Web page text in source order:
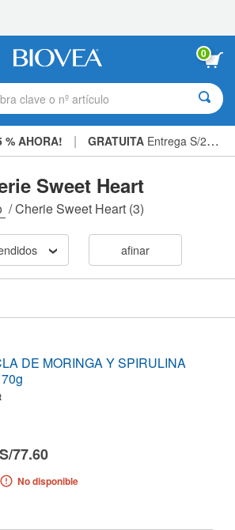
0
clave o nº artículo
% AHORA! | GRATUITA Entrega S/234.00 »
Sweet Heart
/Cherie Sweet Heart(3)
afinar
DE MORINGA Y SPIRULINA
S/77.60
No disponible